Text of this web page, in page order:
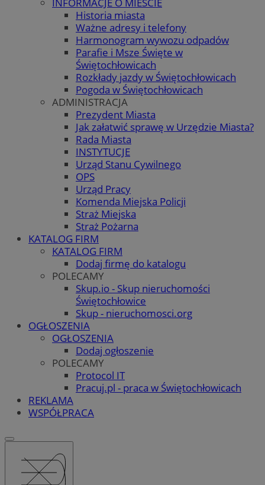
Historia miasta
Ważne adresy i telefony
Harmonogram wywozu odpadów
Parafie i Msze Święte w
Świętochłowicach
Rozkłady jazdy w Świętochłowicach
Pogoda w Świętochłowicach
ADMINISTRACJA
Prezydent Miasta
Jak załatwić sprawę w Urzędzie Miasta?
Rada Miasta
INSTYTUCJE
Urząd Stanu Cywilnego
OPS
Urząd Pracy
Komenda Miejska Policji
Straż Miejska
Straż Pożarna
KATALOG FIRM
KATALOG FIRM
Dodaj firmę do katalogu
POLECAMY
Skup.io - Skup nieruchomości
Świętochłowice
Skup - nieruchomosci.org
OGŁOSZENIA
OGŁOSZENIA
Dodaj ogłoszenie
POLECAMY
Protocol IT
Pracuj.pl - praca w Świętochłowicach
REKLAMA
WSPÓŁPRACA